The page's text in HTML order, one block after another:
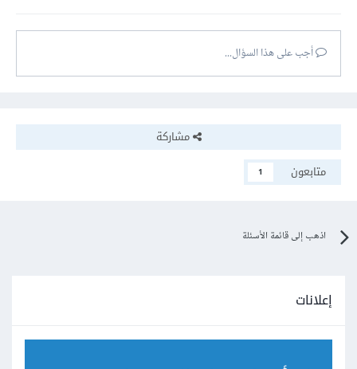
أجب على هذا السؤال...
مشاركة
متابعون
1
اذهب إلى قائمة الأسئلة
إعلانات